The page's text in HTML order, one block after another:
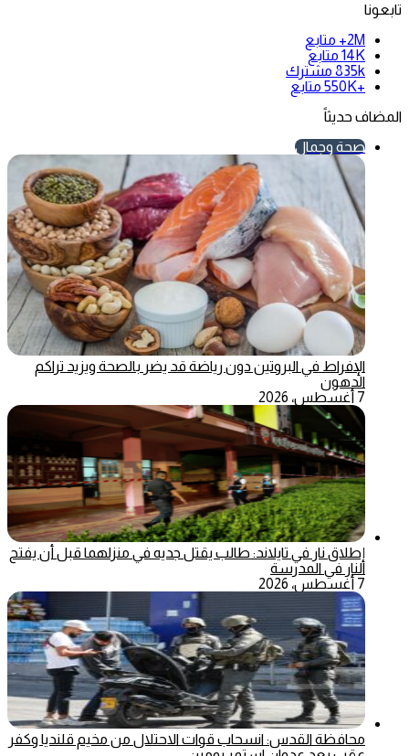
تابعونا
2M+
متابع
14K متابع
835k مشترك
+550K
متابع
المضاف حديثاً
صحة وجمال
الإفراط في البروتين دون رياضة قد يضر بالصحة ويزيد تراكم
الدهون
7 أغسطس، 2026
إطلاق نار في تايلاند: طالب يقتل جديه في منزلهما قبل أن يفتح
النار في المدرسة
7 أغسطس، 2026
محافظة القدس: انسحاب قوات الاحتلال من مخيم قلنديا وكفر